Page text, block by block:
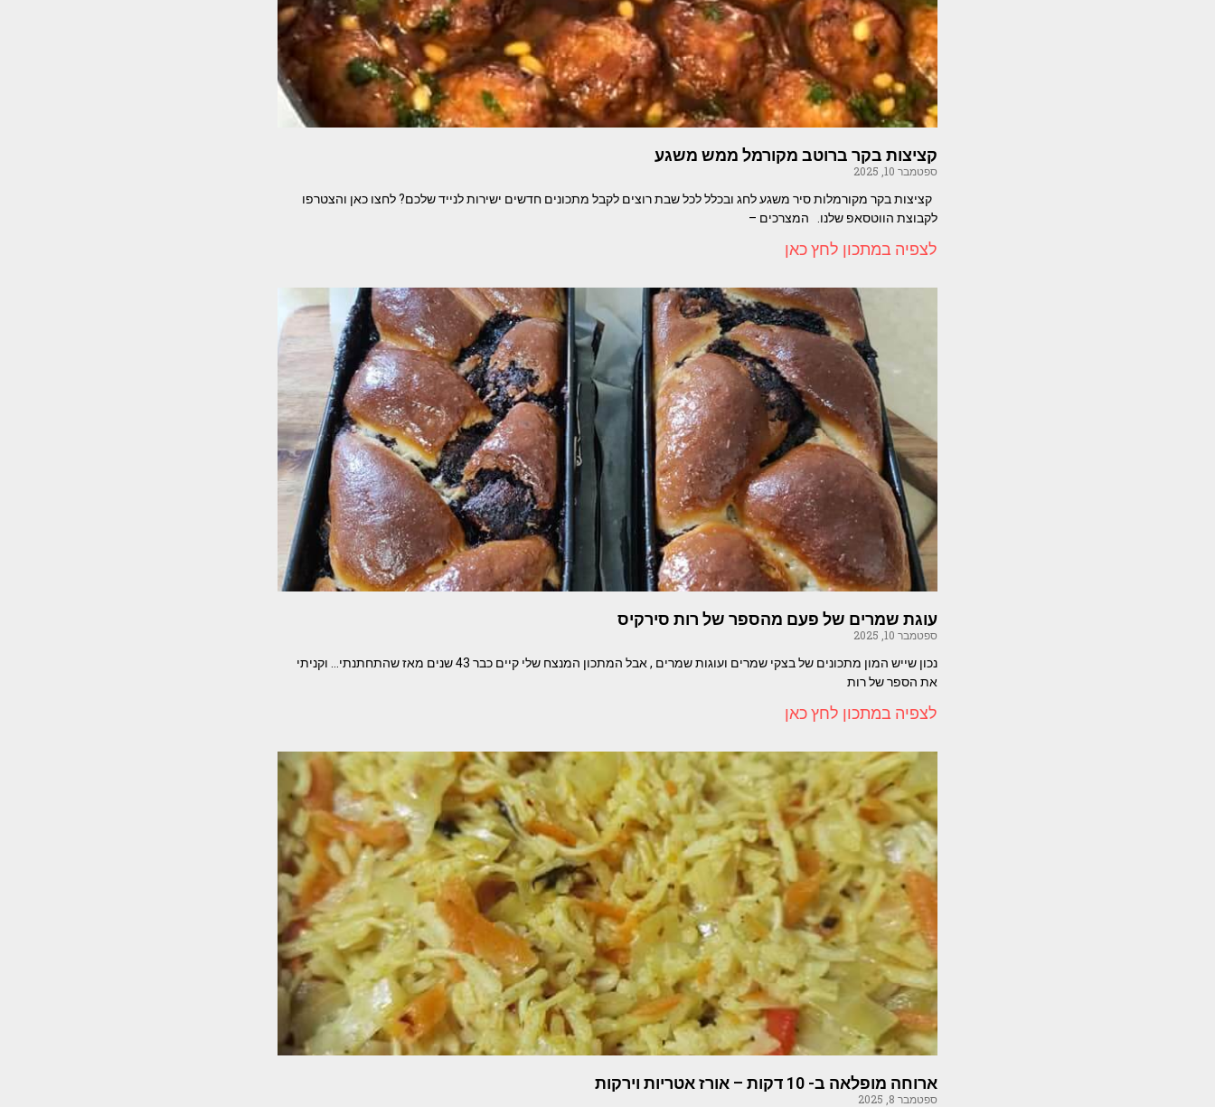
קציצות בקר ברוטב מקורמל ממש משגע
ספטמבר 10, 2025
קציצות בקר מקורמלות סיר משגע לחג ובכלל לכל שבת רוצים לקבל מתכונים חדשים ישירות לנייד שלכם? לחצו כאן והצטרפו
לקבוצת הווטסאפ שלנו. המצרכים –
לצפיה במתכון לחץ כאן
עוגת שמרים של פעם מהספר של רות סירקיס
ספטמבר 10, 2025
נכון שייש המון מתכונים של בצקי שמרים ועוגות שמרים , אבל המתכון המנצח שלי קיים כבר 43 שנים מאז שהתחתנתי… וקניתי
את הספר של רות
לצפיה במתכון לחץ כאן
ארוחה מופלאה ב- 10 דקות – אורז אטריות וירקות
ספטמבר 8, 2025